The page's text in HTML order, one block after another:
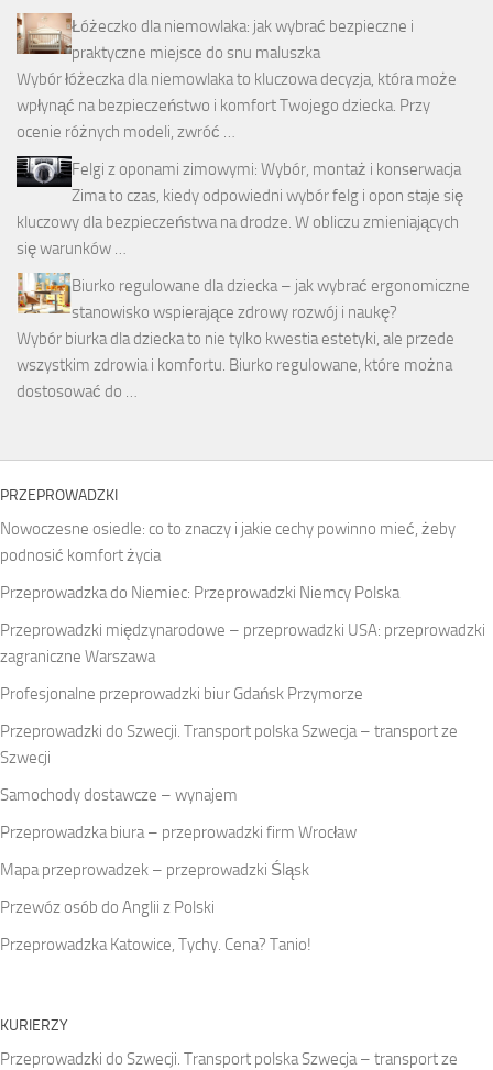
Łóżeczko dla niemowlaka: jak wybrać bezpieczne i
praktyczne miejsce do snu maluszka
Wybór łóżeczka dla niemowlaka to kluczowa decyzja, która może
wpłynąć na bezpieczeństwo i komfort Twojego dziecka. Przy
ocenie różnych modeli, zwróć …
Felgi z oponami zimowymi: Wybór, montaż i konserwacja
Zima to czas, kiedy odpowiedni wybór felg i opon staje się
kluczowy dla bezpieczeństwa na drodze. W obliczu zmieniających
się warunków …
Biurko regulowane dla dziecka – jak wybrać ergonomiczne
stanowisko wspierające zdrowy rozwój i naukę?
Wybór biurka dla dziecka to nie tylko kwestia estetyki, ale przede
wszystkim zdrowia i komfortu. Biurko regulowane, które można
dostosować do …
PRZEPROWADZKI
Nowoczesne osiedle: co to znaczy i jakie cechy powinno mieć, żeby
podnosić komfort życia
Przeprowadzka do Niemiec: Przeprowadzki Niemcy Polska
Przeprowadzki międzynarodowe – przeprowadzki USA: przeprowadzki
zagraniczne Warszawa
Profesjonalne przeprowadzki biur Gdańsk Przymorze
Przeprowadzki do Szwecji. Transport polska Szwecja – transport ze
Szwecji
Samochody dostawcze – wynajem
Przeprowadzka biura – przeprowadzki firm Wrocław
Mapa przeprowadzek – przeprowadzki Śląsk
Przewóz osób do Anglii z Polski
Przeprowadzka Katowice, Tychy. Cena? Tanio!
KURIERZY
Przeprowadzki do Szwecji. Transport polska Szwecja – transport ze